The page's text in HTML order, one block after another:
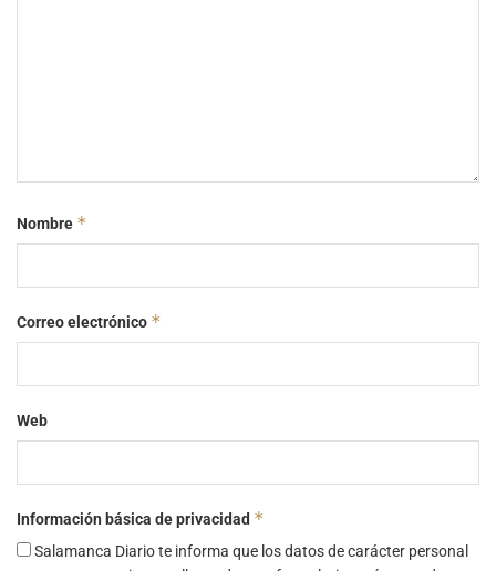
Nombre *
Correo electrónico *
Web
Información básica de privacidad *
Salamanca Diario te informa que los datos de carácter personal